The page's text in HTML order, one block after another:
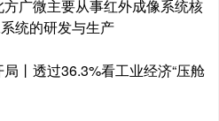
广微主要从事红外成像系统核
统的研发与生产
丨透过36.3%看工业经济“压舱